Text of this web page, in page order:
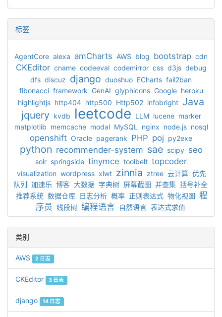
标签
AgentCore alexa amCharts AWS blog bootstrap cdn
CKEditor cname codeeval codemirror css d3js debug
dfs discuz django duoshuo ECharts fail2ban
fibonacci framework GenAI glyphicons Google heroku
highlightjs http404 http500 Http502 infobright Java
jquery kvdb leetcode LLM lucene marker
matplotlib memcache modal MySQL nginx node.js nosql
openshift Oracle pagerank PHP poj py2exe
python recommender-system sae scipy seo
solr springside tinymce toolbelt topcoder
visualization wordpress xlwt zinnia ztree 云计算 优先
队列 加速乐 博客 大数据 字典树 屏幕截图 并查集 括号补全
推荐系统 数据仓库 日志分析 概率 正则表达式 物化视图 程
序员 线段树 编程语言 自然语言 表达式求值
类别
AWS 2 日志
CKEditor 3 日志
django 14 日志